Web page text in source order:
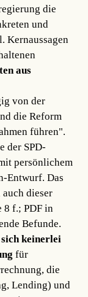
die
und
Kernaussagen
aus
von der
die Reform
führen".
der SPD-
persönlichem
Entwurf. Das
dieser
8 f.; PDF in
Befunde.
keinerlei
für
die
Lending) und